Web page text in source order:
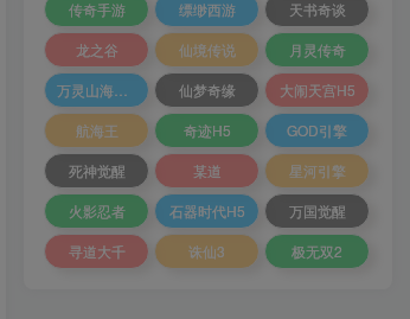
传奇手游
缥缈西游
天书奇谈
龙之谷
仙境传说
月灵传奇
仙梦奇缘
大闹天宫H5
航海王
奇迹H5
GOD引擎
死神觉醒
某道
星河引擎
火影忍者
石器时代H5
万国觉醒
寻道大千
诛仙3 极无双2